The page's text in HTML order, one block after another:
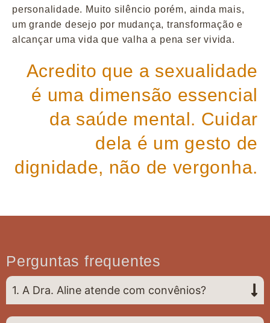
personalidade. Muito silêncio porém, ainda mais,
um grande desejo por mudança, transformação e
alcançar uma vida que valha a pena ser vivida.
Acredito que a sexualidade
é uma dimensão essencial
da saúde mental. Cuidar
dela é um gesto de
dignidade, não de vergonha.
Perguntas frequentes
1. A Dra. Aline atende com convênios?